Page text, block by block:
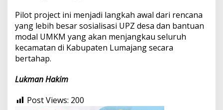
Pilot project ini menjadi langkah awal dari rencana
yang lebih besar sosialisasi UPZ desa dan bantuan
modal UMKM yang akan menjangkau seluruh
kecamatan di Kabupaten Lumajang secara
bertahap.
Lukman Hakim
Post Views: 200